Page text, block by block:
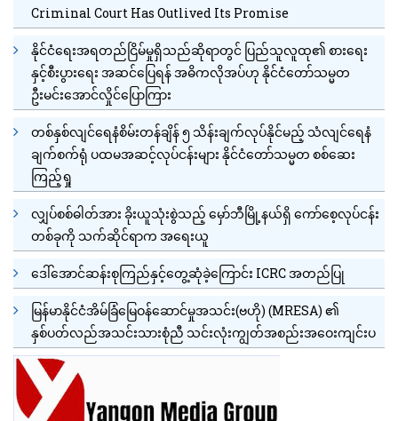
Criminal Court Has Outlived Its Promise
နိုင်ငံရေးအရတည်ငြိမ်မှုရှိသည်ဆိုရာတွင် ပြည်သူလူထု၏ စားရေး
နှင့်စီးပွားရေး အဆင်ပြေရန် အဓိကလိုအပ်ဟု နိုင်ငံတော်သမ္မတ
ဦးမင်းအောင်လှိုင်ပြောကြား
တစ်နှစ်လျင်ရေနံစိမ်းတန်ချိန် ၅ သိန်းချက်လုပ်နိုင်မည့် သံလျင်ရေနံ
ချက်စက်ရုံ ပထမအဆင့်လုပ်ငန်းများ နိုင်ငံတော်သမ္မတ စစ်ဆေး
ကြည့်ရှု
လျှပ်စစ်ဓါတ်အား ခိုးယူသုံးစွဲသည့် မှော်ဘီမြို့နယ်ရှိ ကော်စေ့လုပ်ငန်း
တစ်ခုကို သက်ဆိုင်ရာက အရေးယူ
ဒေါ်အောင်ဆန်းစုကြည်နှင့်တွေ့ဆုံခဲ့ကြောင်း ICRC အတည်ပြု
မြန်မာနိုင်ငံအိမ်ခြံမြေဝန်ဆောင်မှုအသင်း(ဗဟို) (MRESA) ၏
နှစ်ပတ်လည်အသင်းသားစုံညီ သင်းလုံးကျွတ်အစည်းအဝေးကျင်းပ